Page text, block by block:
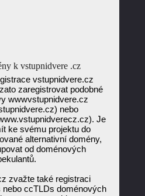
k vstupnidvere .cz
vstupnidvere.cz
zaregistrovat podobné
wwwvstupnidvere.cz
nebo
Je
ke svému projektu do
alternativní domény,
od doménových
zvažte také registraci
ccTLDs doménových